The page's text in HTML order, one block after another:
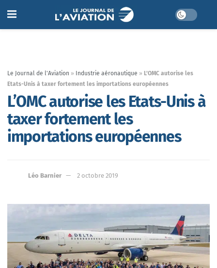
Le Journal de l'Aviation » Industrie aéronautique » L’OMC autorise les
Etats-Unis à taxer fortement les importations européennes
L’OMC autorise les Etats-Unis à
taxer fortement les
importations européennes
Léo Barnier 2 octobre 2019